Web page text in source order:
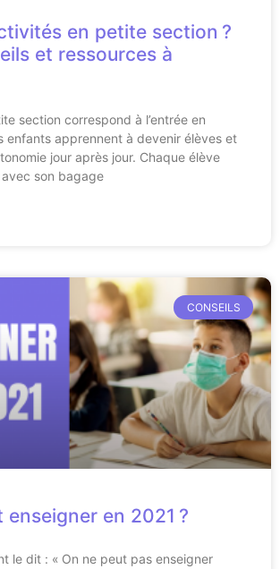
en petite section ?
et ressources à
section correspond à l’entrée en
enfants apprennent à devenir élèves et
jour après jour. Chaque élève
avec son bagage
CONSEILS
enseigner en 2021 ?
le dit : « On ne peut pas enseigner